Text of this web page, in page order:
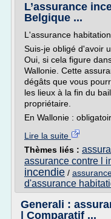
L’assurance
Belgique ...
L'assurance
Suis-je obligé d'avoir
Oui, si cela figure
Wallonie. Cette
dégâts que vous
les lieux à la fin du
propriétaire.
En Wallonie :
Lire la suite
Thèmes liés :
assurance contre l
incendie /
d'assurance
Generali :
| Comparatif ...